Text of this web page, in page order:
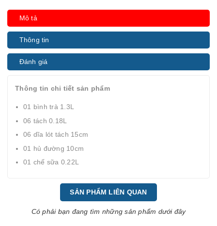
Mô tả
Thông tin
Đánh giá
Thông tin chi tiết sản phẩm
01 bình trà 1.3L
06 tách 0.18L
06 dĩa lót tách 15cm
01 hủ đường 10cm
01 chế sữa 0.22L
SẢN PHẨM LIÊN QUAN
Có phải bạn đang tìm những sản phẩm dưới đây